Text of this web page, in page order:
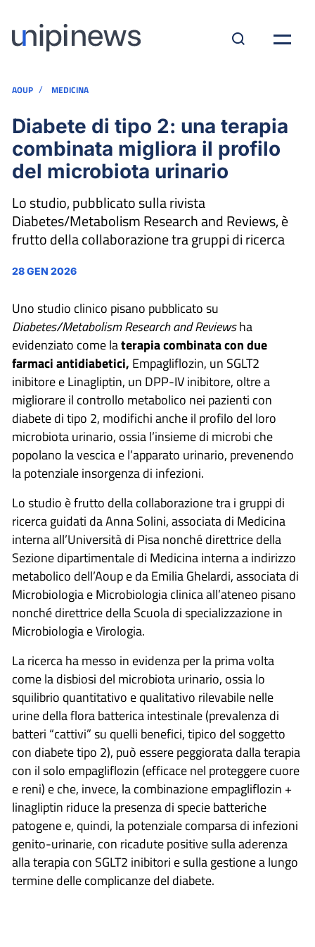
AOUP / MEDICINA
Diabete di tipo 2: una terapia
combinata migliora il profilo
del microbiota urinario
Lo studio, pubblicato sulla rivista
Diabetes/Metabolism Research and Reviews, è
frutto della collaborazione tra gruppi di ricerca
28 GEN 2026
Uno studio clinico pisano pubblicato su
Diabetes/Metabolism Research and Reviewsha
evidenziato come laterapia combinata con due
farmaci antidiabetici, Empagliflozin, un SGLT2
inibitore e Linagliptin, un DPP-IV inibitore, oltre a
migliorare il controllo metabolico nei pazienti con
diabete di tipo 2, modifichi anche il profilo del loro
microbiota urinario, ossia l’insieme di microbi che
popolano la vescica e l’apparato urinario, prevenendo
la potenziale insorgenza di infezioni.
Lo studio è frutto della collaborazione tra i gruppi di
ricerca guidati da Anna Solini, associata di Medicina
interna all’Università di Pisa nonché direttrice della
Sezione dipartimentale di Medicina interna a indirizzo
metabolico dell’Aoup e da Emilia Ghelardi, associata di
Microbiologia e Microbiologia clinica all’ateneo pisano
nonché direttrice della Scuola di specializzazione in
Microbiologia e Virologia.
La ricerca ha messo in evidenza per la prima volta
come la disbiosi del microbiota urinario, ossia lo
squilibrio quantitativo e qualitativo rilevabile nelle
urine della flora batterica intestinale (prevalenza di
batteri “cattivi” su quelli benefici, tipico del soggetto
con diabete tipo 2), può essere peggiorata dalla terapia
con il solo empagliflozin (efficace nel proteggere cuore
e reni) e che, invece, la combinazione empagliflozin +
linagliptin riduce la presenza di specie batteriche
patogene e, quindi, la potenziale comparsa di infezioni
genito-urinarie, con ricadute positive sulla aderenza
alla terapia con SGLT2 inibitori e sulla gestione a lungo
termine delle complicanze del diabete.